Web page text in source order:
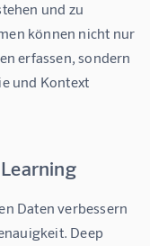
und zu
können nicht nur
erfassen, sondern
und Kontext
Daten verbessern
Deep